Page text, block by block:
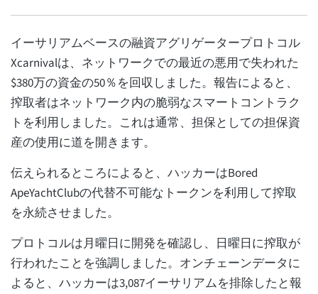
イーサリアムベースの融資アグリゲータープロトコル
Xcarnivalは、ネットワークでの最近の悪用で失われた
$380万の資金の50％を回収しました。報告によると、
搾取者はネットワーク内の脆弱なスマートコントラク
トを利用しました。これは通常、担保としての担保資
産の使用に道を開きます。
伝えられるところによると、ハッカーはBored
ApeYachtClubの代替不可能なトークンを利用して搾取
を永続させました。
プロトコルは月曜日に開発を確認し、日曜日に搾取が
行われたことを強調しました。オンチェーンデータに
よると、ハッカーは3,087イーサリアムを排除したと報